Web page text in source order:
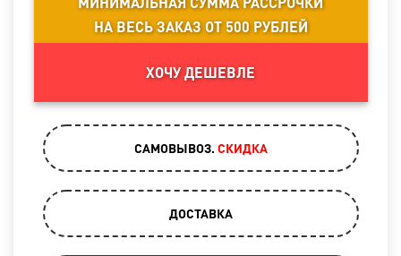
НА ВЕСЬ ЗАКАЗ ОТ 500 РУБЛЕЙ
ХОЧУ ДЕШЕВЛЕ
САМОВЫВОЗ. CКИДКА
ДОСТАВКА